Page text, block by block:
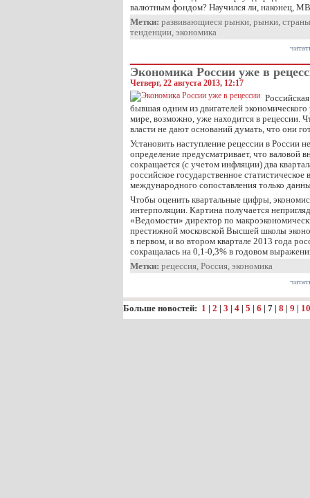
валютным фондом? Научился ли, наконец,
Метки: развивающиеся рынки, рынки,
тенденции, экономика
Экономика России уже в
Четверг, 22 августа 2013, 12:17
бывшая одним из двигателей
мире, возможно, уже находится в рецессии.
власти не дают оснований думать, что они
Установить наступление рецессии в России
определение предусматривает, что валовой
сокращается (с учетом инфляции) два
российское государственное
международного сопоставления только
Чтобы оценить квартальные цифры,
интерполяции. Картина получается
«Ведомости» директор по
престижной московской Высшей школы
в первом, и во втором квартале 2013 года
сокращалась на 0,1-0,3% в годовом
Метки: рецессия, Россия, экономика
Больше новостей: 1 | 2 | 3 | 4 | 5 | 6 | 7 | 8 | 9 | 10